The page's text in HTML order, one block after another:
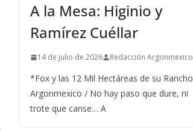
A la Mesa: Higinio y
Ramírez Cuéllar
14 de julio de 2026 Redacción Argonmexico
*Fox y las 12 Mil Hectáreas de su Rancho
Argonmexico / No hay paso que dure, ni
trote que canse… A